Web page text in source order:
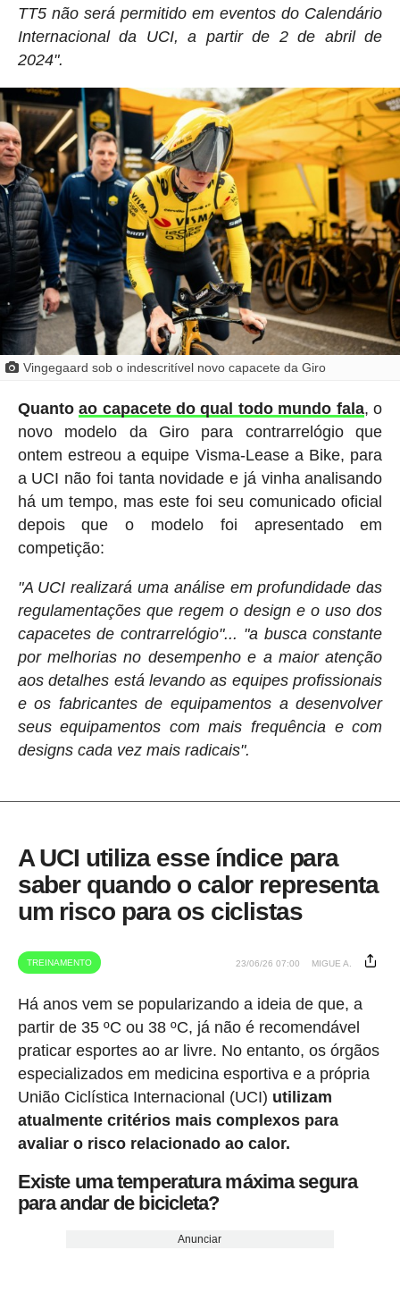
TT5 não será permitido em eventos do Calendário
Internacional da UCI, a partir de 2 de abril de
2024".
Vingegaard sob o indescritível novo capacete da Giro
Quantoao capacete do qual todo mundo fala, o
novo modelo da Giro para contrarrelógio que
ontem estreou a equipe Visma-Lease a Bike, para
a UCI não foi tanta novidade e já vinha analisando
há um tempo, mas este foi seu comunicado oficial
depois que o modelo foi apresentado em
competição:
"A UCI realizará uma análise em profundidade das
regulamentações que regem o design e o uso dos
capacetes de contrarrelógio"... "a busca constante
por melhorias no desempenho e a maior atenção
aos detalhes está levando as equipes profissionais
e os fabricantes de equipamentos a desenvolver
seus equipamentos com mais frequência e com
designs cada vez mais radicais".
A UCI utiliza esse índice para
saber quando o calor representa
um risco para os ciclistas
TREINAMENTO 23/06/26 07:00 MIGUE A.
Há anos vem se popularizando a ideia de que, a
partir de 35 ºC ou 38 ºC, já não é recomendável
praticar esportes ao ar livre. No entanto, os órgãos
especializados em medicina esportiva e a própria
União Ciclística Internacional (UCI) utilizam
atualmente critérios mais complexos para
avaliar o risco relacionado ao calor.
Existe uma temperatura máxima segura
para andar de bicicleta?
Anunciar